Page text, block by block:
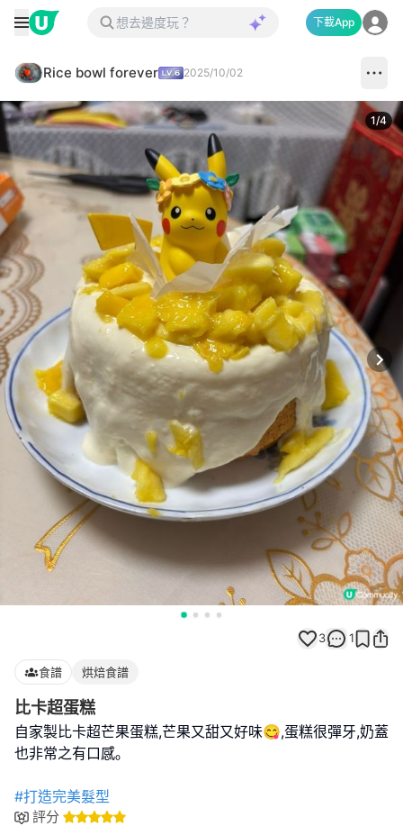
下載App
Rice bowl forever 2025/10/02
1/4
3 1
食譜 烘焙食譜
比卡超蛋糕
自家製比卡超芒果蛋糕,芒果又甜又好味😋,蛋糕很彈牙,奶蓋
也非常之有口感｡
#打造完美髮型
評分